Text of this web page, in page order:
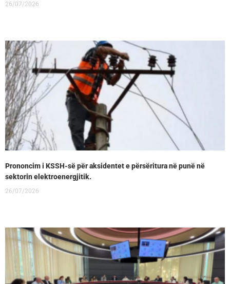
26/07/2026
Prononcim i KSSH-së për aksidentet e përsëritura në punë në
sektorin elektroenergjitik.
26/07/2026